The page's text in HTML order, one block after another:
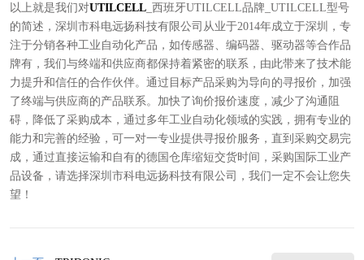
​以上就是我们对UTILCELL_西班牙UTILCELL品牌_UTILCELL型号
的简述，深圳市科电远扬科技有限公司从业于2014年成立于深圳，专
注于分销各种工业自动化产品，如传感器、编码器、驱动器等合作品
牌有，我们与终端和供应商都保持着紧密的联系，由此带来了技术能
力提升和信任的合作伙伴。通过目标产品采购为导向的寻报价，加强
了终端与供应商的产品联系。加快了询价报价速度，减少了沟通阻
碍，降低了采购成本，通过多年工业自动化领域的实践，拥有专业的
能力和完善的经验，可一对一专业提供寻报价服务，直到采购交易完
成，通过直接运输和自有的德国仓库缩短交货时间，采购国际工业产
品设备，请选择深圳市科电远扬科技有限公司，我们一定不会让您失
望！